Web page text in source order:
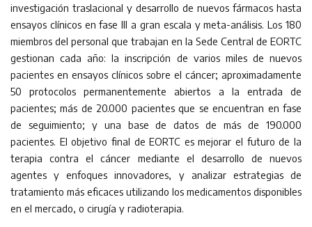
investigación traslacional y desarrollo de nuevos fármacos hasta
ensayos clínicos en fase III a gran escala y meta-análisis. Los 180
miembros del personal que trabajan en la Sede Central de EORTC
gestionan cada año: la inscripción de varios miles de nuevos
pacientes en ensayos clínicos sobre el cáncer; aproximadamente
50 protocolos permanentemente abiertos a la entrada de
pacientes; más de 20.000 pacientes que se encuentran en fase
de seguimiento; y una base de datos de más de 190.000
pacientes. El objetivo final de EORTC es mejorar el futuro de la
terapia contra el cáncer mediante el desarrollo de nuevos
agentes y enfoques innovadores, y analizar estrategias de
tratamiento más eficaces utilizando los medicamentos disponibles
en el mercado, o cirugía y radioterapia.